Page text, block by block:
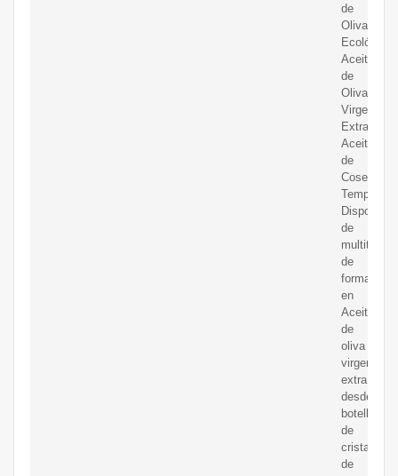
de
Oliva
Ecológico,
Aceite
de
Oliva
Virgen
Extra,
Aceite
de
Cosecha
Temprana,
de
multitud
de
formatos
en
Aceite
de
oliva
virgen
extra,
desde
botellas
de
cristal
de